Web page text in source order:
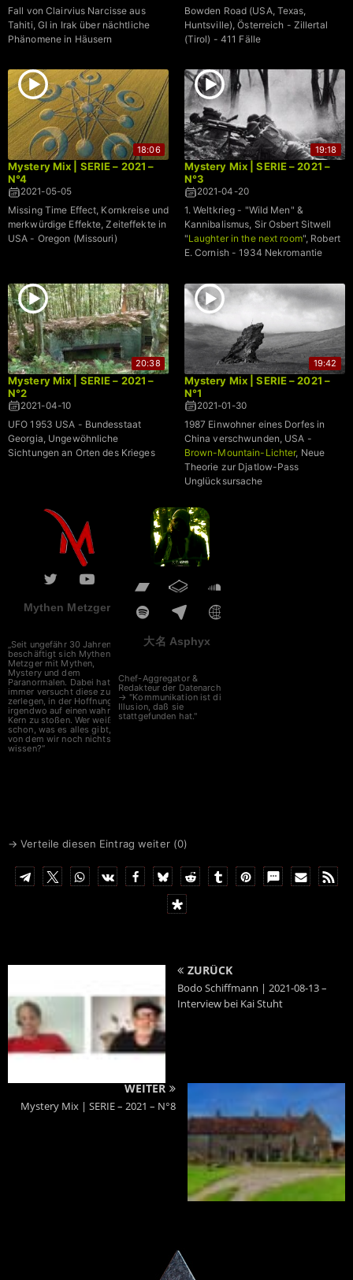
Fall von Clairvius Narcisse aus
Tahiti, GI in Irak über nächtliche
Phänomene in Häusern
Bowden Road (USA, Texas,
Huntsville), Österreich - Zillertal
(Tirol) - 411 Fälle
18:06
Mystery Mix | SERIE – 2021 –
N°4
2021-05-05
Missing Time Effect, Kornkreise und
merkwürdige Effekte, Zeiteffekte in
USA - Oregon (Missouri)
19:18
Mystery Mix | SERIE – 2021 –
N°3
2021-04-20
1. Weltkrieg - "Wild Men" &
Kannibalismus, Sir Osbert Sitwell
"Laughter in the next room", Robert
E. Cornish - 1934 Nekromantie
20:38
Mystery Mix | SERIE – 2021 –
N°2
2021-04-10
UFO 1953 USA - Bundesstaat
Georgia, Ungewöhnliche
Sichtungen an Orten des Krieges
19:42
Mystery Mix | SERIE – 2021 –
N°1
2021-01-30
1987 Einwohner eines Dorfes in
China verschwunden, USA -
Brown-Mountain-Lichter, Neue
Theorie zur Djatlow-Pass
Unglücksursache
Mythen Metzger
„Seit ungefähr 30 Jahren
beschäftigt sich Mythen
Metzger mit Mythen,
Mystery und dem
Paranormalen. Dabei hat er
immer versucht diese zu
zerlegen, in der Hoffnung
irgendwo auf einen wahren
Kern zu stoßen. Wer weiß
schon, was es alles gibt,
von dem wir noch nichts
wissen?“
大名 Asphyx
Chef-Aggregator &
Redakteur der Datenarche
→ "Kommunikation ist die
Illusion, daß sie
stattgefunden hat."
→ Verteile diesen Eintrag weiter (0)
ZURÜCK
Bodo Schiffmann | 2021-08-13 –
Interview bei Kai Stuht
WEITER
Mystery Mix | SERIE – 2021 – N°8